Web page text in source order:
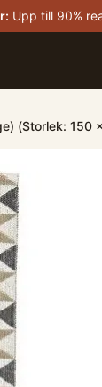
: Upp till 90%
(Storlek: 150